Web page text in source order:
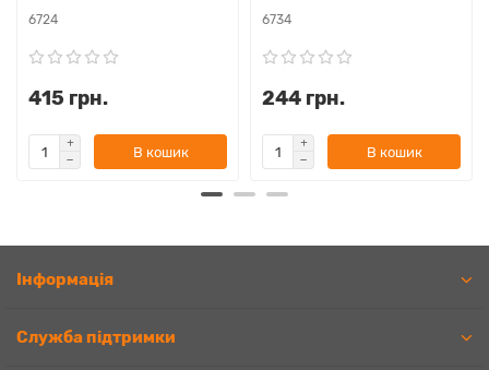
6724
415 грн.
В кошик
6734
244 грн.
В кошик
Iнформація
Служба підтримки